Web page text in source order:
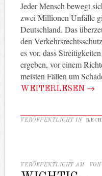
Jeder Mensch bewegt
zwei Millionen Unfälle
Deutschland. Das
den
es vor, dass
ergeben, vor einem
meisten Fällen um
WEITERLESEN →
VERÖFFENTLICHT IN
VERÖFFENTLICHT AM VON